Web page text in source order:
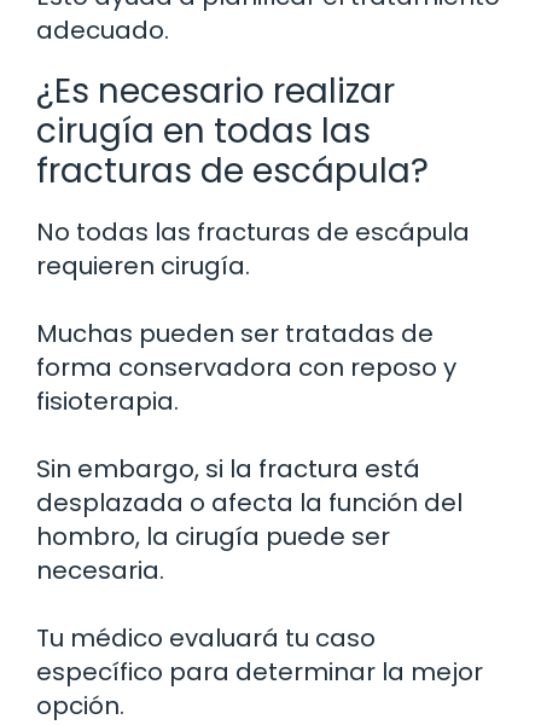
adecuado.
¿Es necesario realizar
cirugía en todas las
fracturas de escápula?
No todas las fracturas de escápula
requieren cirugía.
Muchas pueden ser tratadas de
forma conservadora con reposo y
fisioterapia.
Sin embargo, si la fractura está
desplazada o afecta la función del
hombro, la cirugía puede ser
necesaria.
Tu médico evaluará tu caso
específico para determinar la mejor
opción.